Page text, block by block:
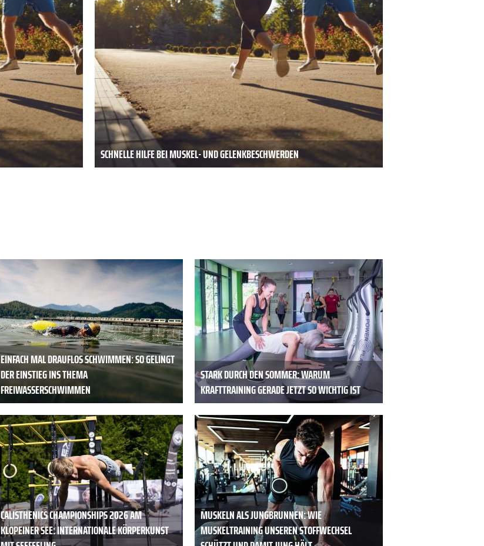
SCHNELLE HILFE BEI MUSKEL- UND GELENKBESCHWERDEN
EINFACH MAL DRAUFLOS SCHWIMMEN: SO GELINGT
DER EINSTIEG INS THEMA
FREIWASSERSCHWIMMEN
STARK DURCH DEN SOMMER: WARUM
KRAFTTRAINING GERADE JETZT SO WICHTIG IST
CALISTHENICS CHAMPIONSHIPS 2026 AM
KLOPEINER SEE: INTERNATIONALE KÖRPERKUNST
MUSKELN ALS JUNGBRUNNEN: WIE
MUSKELTRAINING UNSEREN STOFFWECHSEL